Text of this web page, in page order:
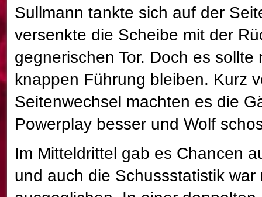
Sullmann tankte sich auf der
versenkte die Scheibe mit der
gegnerischen Tor. Doch es sollte
knappen Führung bleiben. Kurz
Seitenwechsel machten es die
Powerplay besser und Wolf
Im Mitteldrittel gab es Chancen
und auch die Schussstatistik war